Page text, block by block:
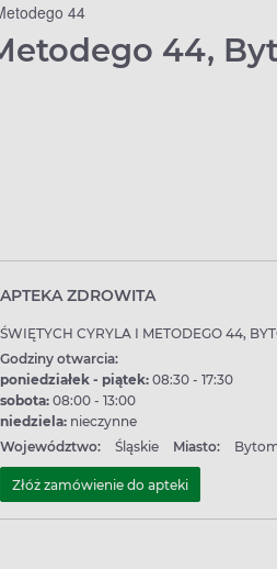
44
44,
APTEKA ZDROWITA
ŚWIĘTYCH CYRYLA I METODEGO 44,
Godziny otwarcia:
poniedziałek - piątek: 08:30 - 17:30
sobota: 08:00 - 13:00
niedziela: nieczynne
Województwo:
Śląskie Miasto:
Złóż zamówienie do apteki